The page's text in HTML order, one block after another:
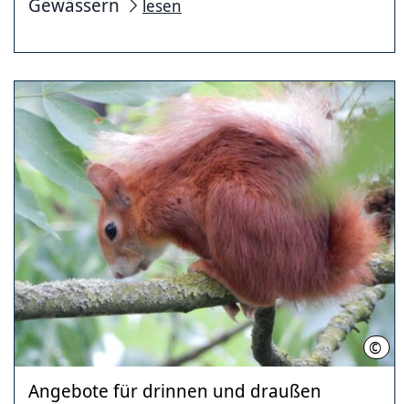
lesen
© LHH
Angebote für drinnen und draußen